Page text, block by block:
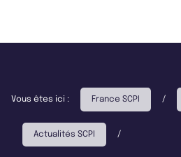
Vous êtes ici : France SCPI /
Actualités SCPI /